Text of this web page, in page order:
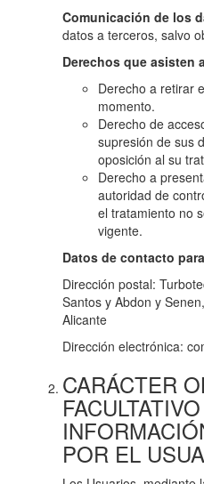
Comunicación de los
datos a terceros, salvo
Derechos que asisten
Derecho a retirar
momento.
Derecho de
supresión de sus
oposición al su
Derecho a
autoridad de
el tratamiento no
vigente.
Datos de contacto
Dirección postal:
Santos y Abdon y
Alicante
Dirección electrónica:
CARÁCTER
POR EL